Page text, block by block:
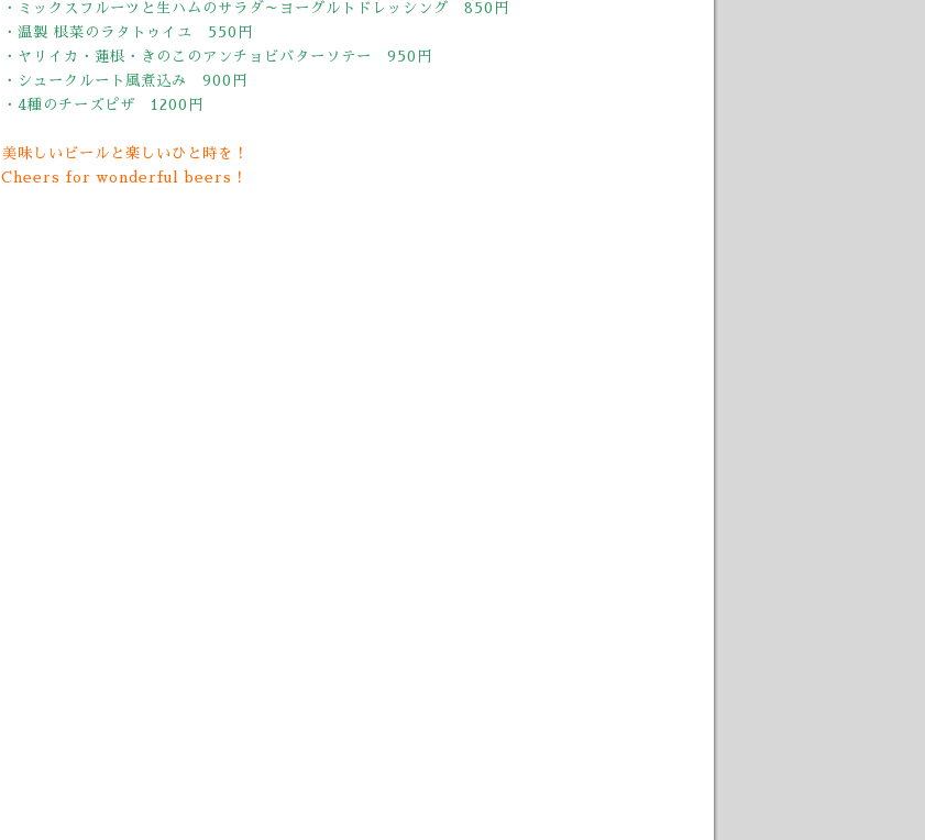
・ミックスフルーツと生ハムのサラダ～ヨーグルトドレッシング 850円
・温製 根菜のラタトゥイユ 550円
・ヤリイカ・蓮根・きのこのアンチョビバターソテー 950円
・シュークルート風煮込み 900円
・4種のチーズピザ 1200円
美味しいビールと楽しいひと時を！
Cheers for wonderful beers！